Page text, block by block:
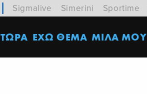
Sigmalive Simerini Sportime
ΤΩΡΑ ΕΧΩ ΘΕΜΑ MΙΛΑ ΜΟΥ